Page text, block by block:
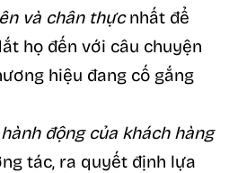
và chân thựcnhất để
họ đến với câu chuyện
hiệu đang cố gắng
động của khách hàng
tác, ra quyết định lựa